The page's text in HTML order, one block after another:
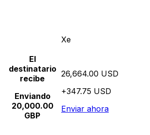
Xe
El
destinatario
recibe
Enviando
20,000.00
GBP
26,664.00 USD
+347.75 USD
Enviar ahora